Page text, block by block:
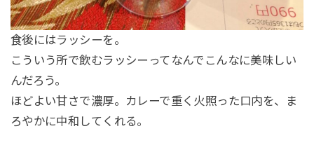
食後にはラッシーを。
こういう所で飲むラッシーってなんでこんなに美味しい
んだろう。
ほどよい甘さで濃厚。カレーで重く火照った口内を、ま
ろやかに中和してくれる。